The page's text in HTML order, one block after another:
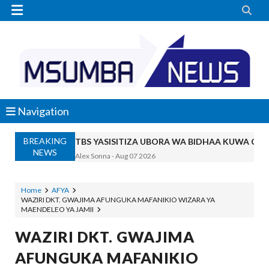
 
Navigation
BREAKING
NEWS
TBS YASISITIZA UBORA WA BIDHAA KUWA
Alex Sonna -Aug 07 2026
WACHIMBAJI WADOGO NAMUNGO
EWURA KANDA YA KATI YATOA WITO
Alex Sonna- Aug 07 2026
WASIRA AWAPONGEZA NA
Home
AFYA
WAZIRI DKT. GWAJIMA AFUNGUKA MAFANIKIO WIZARA YA
MAENDELEO YA JAMII
WAZIRI DKT. GWAJIMA
AFUNGUKA MAFANIKIO